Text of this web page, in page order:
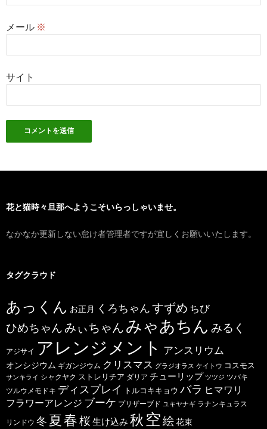
メール ※
サイト
花と猫時々旦那へようこそいらっしゃいませ。
なかなか更新しない怠け者管理者ですが宜しくお願いいたします。
タグクラウド
あっくん お正月 くろちゃんすずめ ちび
ひめちゃんみぃちゃん みゃあちん みるく
アジサイ アレンジメント アンスリウム
オンシジウム ギガンジウム クリスマス グラジオラス ケイトウ コスモス
サンキライ シャクヤク ストレリチア ダリア チューリップ ツツジ ツバキ
ツルウメモドキ ディスプレイ トルコキキョウ バラ ヒマワリ
フラワーアレンジ ブーケ プリザーブド ユキヤナギ ラナンキュラス
リンドウ 冬 夏春桜生け込み 秋 空絵花束